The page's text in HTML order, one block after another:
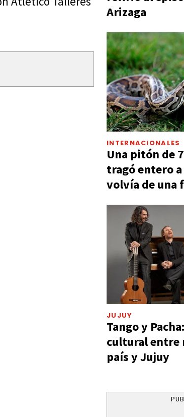
Arizaga
INTERNACIONALES
Una pitón de
tragó entero
volvía de una
JUJUY
Tango y
cultural entre
país y Jujuy